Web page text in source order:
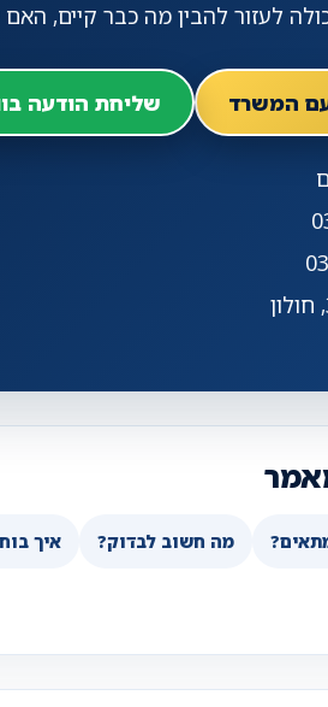
לעזור להבין מה כבר קיים,
המשרד שליחת הודעה
מה חשוב לבדוק? איך